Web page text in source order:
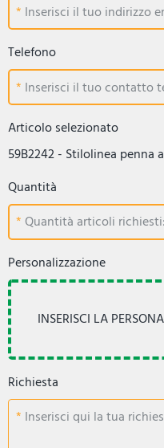
Inserisci il tuo indirizzo
Telefono
Inserisci il tuo contatto
Articolo selezionato
59B2242 - Stilolinea penna
Quantità
Quantità articoli richiesti:
Personalizzazione
Richiesta
Inserisci qui la tua